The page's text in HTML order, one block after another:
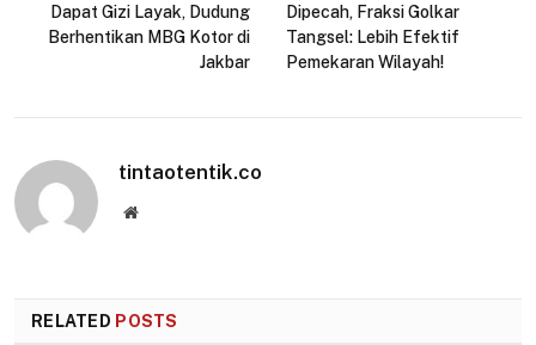
Dapat Gizi Layak, Dudung
Berhentikan MBG Kotor di
Jakbar
Dipecah, Fraksi Golkar
Tangsel: Lebih Efektif
Pemekaran Wilayah!
tintaotentik.co
Website
RELATED POSTS